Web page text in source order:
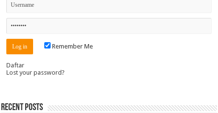
Remember Me
Daftar
Lost your password?
Recent Posts